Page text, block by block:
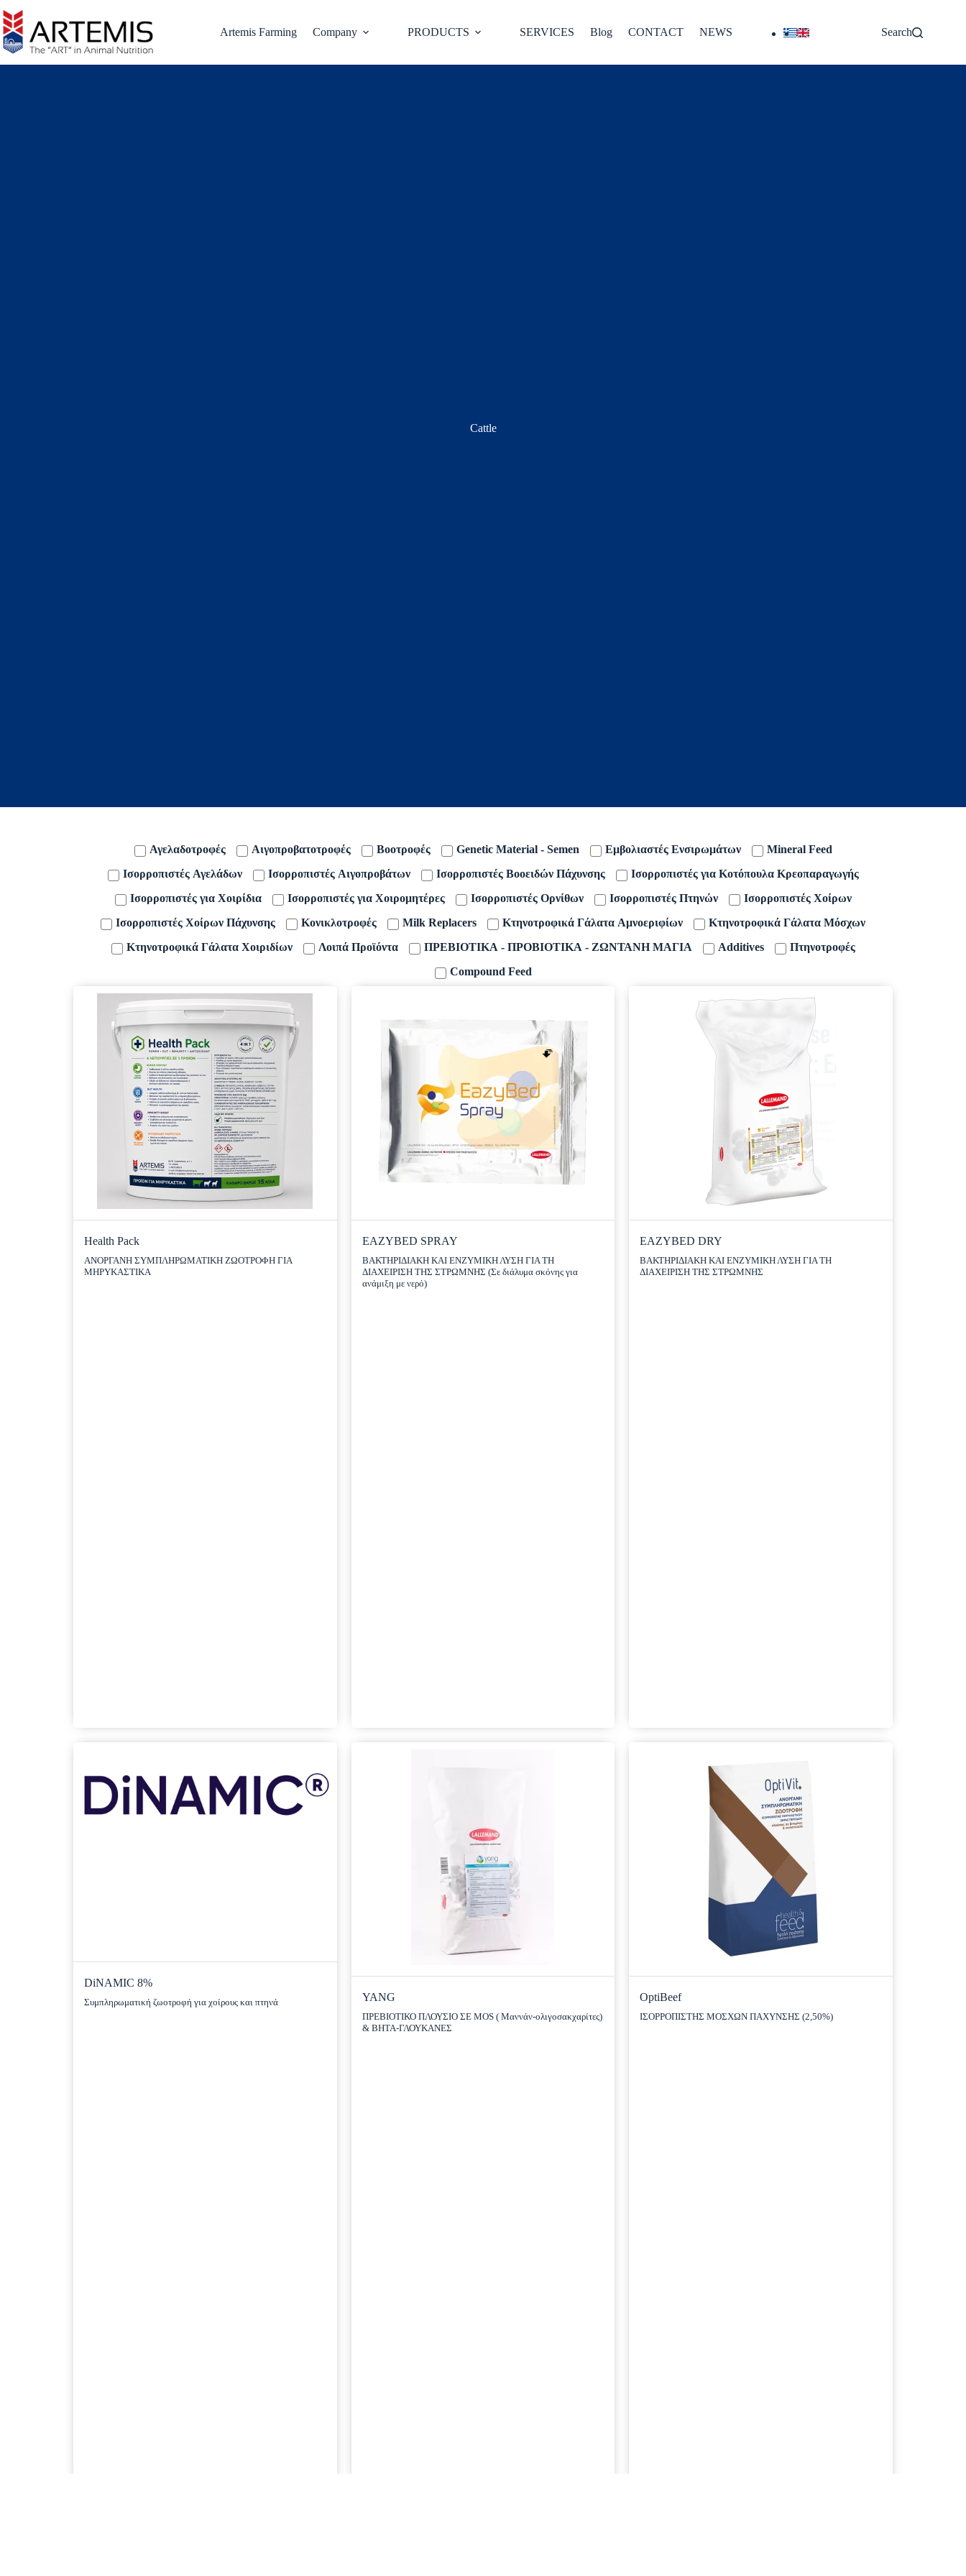
Artemis Farming Company PRODUCTS SERVICES Blog CONTACT NEWS Search
Cattle
Αγελαδοτροφές Αιγοπροβατοτροφές Βοοτροφές Genetic Material - Semen Εμβολιαστές Ενσιρωμάτων
Mineral Feed
Ισορροπιστές Αγελάδων
Ισορροπιστές Αιγοπροβάτων Ισορροπιστές Βοοειδών Πάχυνσης
Ισορροπιστές για Κοτόπουλα Κρεοπαραγωγής
Ισορροπιστές για Χοιρίδια
Ισορροπιστές για Χοιρομητέρες Ισορροπιστές Ορνίθων Ισορροπιστές Πτηνών
Ισορροπιστές Χοίρων
Ισορροπιστές Χοίρων Πάχυνσης
Κονικλοτροφές Milk Replacers Κτηνοτροφικά Γάλατα Αμνοεριφίων
Κτηνοτροφικά Γάλατα Μόσχων
Κτηνοτροφικά Γάλατα Χοιριδίων
Λοιπά Προϊόντα ΠΡΕΒΙΟΤΙΚΑ - ΠΡΟΒΙΟΤΙΚΑ - ΖΩΝΤΑΝΗ ΜΑΓΙΑ Additives
Πτηνοτροφές
Compound Feed
Health Pack
ΑΝΟΡΓΑΝΗ ΣΥΜΠΛΗΡΩΜΑΤΙΚΗ ΖΩΟΤΡΟΦΗ ΓΙΑ
ΜΗΡΥΚΑΣΤΙΚΑ
EAZYBED SPRAY
ΒΑΚΤΗΡΙΔΙΑΚΗ ΚΑΙ ΕΝΖΥΜΙΚΗ ΛΥΣΗ ΓΙΑ ΤΗ
ΔΙΑΧΕΙΡΙΣΗ ΤΗΣ ΣΤΡΩΜΝΗΣ (Σε διάλυμα σκόνης για
ανάμιξη με νερό)
EAZYBED DRY
ΒΑΚΤΗΡΙΔΙΑΚΗ ΚΑΙ ΕΝΖΥΜΙΚΗ ΛΥΣΗ ΓΙΑ ΤΗ
ΔΙΑΧΕΙΡΙΣΗ ΤΗΣ ΣΤΡΩΜΝΗΣ
DiNAMIC 8%
Συμπληρωματική ζωοτροφή για χοίρους και πτηνά YANG
ΠΡΕΒΙΟΤΙΚΟ ΠΛΟΥΣΙΟ ΣΕ MOS ( Μαννάν-ολιγοσακχαρίτες)
& ΒΗΤΑ-ΓΛΟΥΚΑΝΕΣ
OptiBeef
ΙΣΟΡΡΟΠΙΣΤΗΣ ΜΟΣΧΩΝ ΠΑΧΥΝΣΗΣ (2,50%)